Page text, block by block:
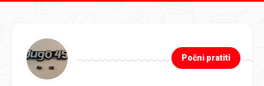
Počni pratiti